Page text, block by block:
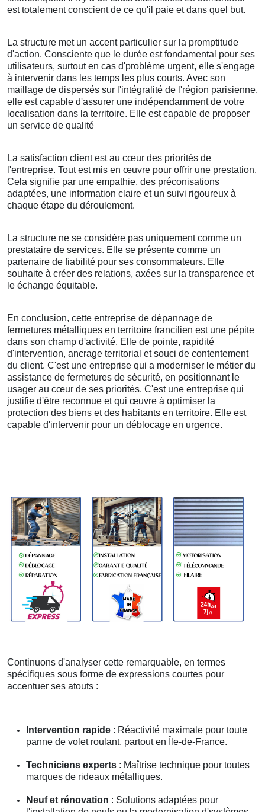
est totalement conscient de ce qu'il paie et dans quel but.
La structure met un accent particulier sur la promptitude
d'action. Consciente que le durée est fondamental pour ses
utilisateurs, surtout en cas d'problème urgent, elle s'engage
à intervenir dans les temps les plus courts. Avec son
maillage de dispersés sur l'intégralité de l'région parisienne,
elle est capable d'assurer une indépendamment de votre
localisation dans la territoire. Elle est capable de proposer
un service de qualité
La satisfaction client est au cœur des priorités de
l'entreprise. Tout est mis en œuvre pour offrir une prestation.
Cela signifie par une empathie, des préconisations
adaptées, une information claire et un suivi rigoureux à
chaque étape du déroulement.
La structure ne se considère pas uniquement comme un
prestataire de services. Elle se présente comme un
partenaire de fiabilité pour ses consommateurs. Elle
souhaite à créer des relations, axées sur la transparence et
le échange équitable.
En conclusion, cette entreprise de dépannage de
fermetures métalliques en territoire francilien est une pépite
dans son champ d'activité. Elle de pointe, rapidité
d'intervention, ancrage territorial et souci de contentement
du client. C'est une entreprise qui a moderniser le métier du
assistance de fermetures de sécurité, en positionnant le
usager au cœur de ses priorités. C'est une entreprise qui
justifie d'être reconnue et qui œuvre à optimiser la
protection des biens et des habitants en territoire. Elle est
capable d'intervenir pour un déblocage en urgence.
Continuons d'analyser cette remarquable, en termes
spécifiques sous forme de expressions courtes pour
accentuer ses atouts :
Intervention rapide : Réactivité maximale pour toute
panne de volet roulant, partout en Île-de-France.
Techniciens experts : Maîtrise technique pour toutes
marques de rideaux métalliques.
Neuf et rénovation : Solutions adaptées pour